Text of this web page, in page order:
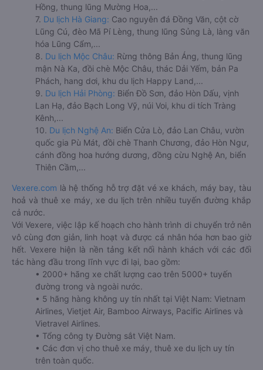
Hồng, thung lũng Mường Hoa,...
7. Du lịch Hà Giang: Cao nguyên đá Đồng Văn, cột cờ
Lũng Cú, đèo Mã Pí Lèng, thung lũng Sủng Là, làng văn
hóa Lũng Cẩm,...
8. Du lịch Mộc Châu: Rừng thông Bản Áng, thung lũng
mận Nà Ka, đồi chè Mộc Châu, thác Dải Yếm, bản Pa
Phách, hang dơi, khu du lịch Happy Land,...
9. Du lịch Hải Phòng: Biển Đồ Sơn, đảo Hòn Dấu, vịnh
Lan Hạ, đảo Bạch Long Vỹ, núi Voi, khu di tích Tràng
Kênh,...
10. Du lịch Nghệ An: Biển Cửa Lò, đảo Lan Châu, vườn
quốc gia Pù Mát, đồi chè Thanh Chương, đảo Hòn Ngư,
cánh đồng hoa hướng dương, đồng cừu Nghệ An, biển
Thiên Cầm,...
Vexere.com là hệ thống hỗ trợ đặt vé xe khách, máy bay, tàu
hoả và thuê xe máy, xe du lịch trên nhiều tuyến đường khắp
cả nước.
Với Vexere, việc lập kế hoạch cho hành trình di chuyển trở nên
vô cùng đơn giản, linh hoạt và được cá nhân hóa hơn bao giờ
hết. Vexere hiện là nền tảng kết nối hành khách với các đối
tác hàng đầu trong lĩnh vực đi lại, bao gồm:
• 2000+ hãng xe chất lượng cao trên 5000+ tuyến
đường trong và ngoài nước.
• 5 hãng hàng không uy tín nhất tại Việt Nam: Vietnam
Airlines, Vietjet Air, Bamboo Airways, Pacific Airlines và
Vietravel Airlines.
• Tổng công ty Đường sắt Việt Nam.
• Các đơn vị cho thuê xe máy, thuê xe du lịch uy tín
trên toàn quốc.